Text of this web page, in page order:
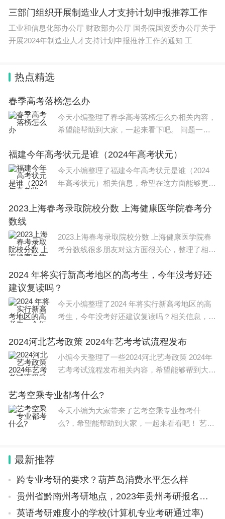
三部门组织开展制造业人才支持计划申报推荐工作
工业和信息化部办公厅 财政部办公厅 国务院国资委办公厅关于
开展2024年制造业人才支持计划申报推荐工作的通知 工
热点精选
春季高考落榜怎么办
今天小编整理了春季高考落榜怎么办相关内容，
希望能帮助到大家，一起来看下吧。 问题一：2
一些学校没有招满计划人数，会有补录，这个等
候时间非常让人心焦。
福建今年高考状元是谁（2024年高考状元）
今天小编整理了福建今年高考状元是谁（2024
年高考状元）相关信息，希望在这方面能够更好
021福建理科状元钱炜楠，高考总分712分，就
2023上海春考录取院校分数 上海健康医学院春考分
数线
2023上海春考录取院校分数 上海健康医学院春
考分数线很多朋友对这方面很关心，整理了相关
3春考分数线都在300分以上。 收分最高、最难
考的华东政法大学的
2024 年将实行新高考地区的高考生，今年没考好还
建议复读吗？
今天小编整理了2024 年将实行新高考地区的高
考生，今年没考好还建议复读吗？相关信息，希
区的高考生来说，现在的确是一个非常困难的时
期。在即将实施新高考
2024河北艺考政策 2024年艺考考试流程发布
小编今天整理了一些2024河北艺考政策 2024年
艺考考试流程发布相关内容，希望能够帮到大
河北省将基本建立以统一高考为基础、艺术类省
级统一考试为
艺考空乘专业都考什么?
今天小编为大家带来了艺考空乘专业都考什
么?，希望能帮助到大家，一起来看看吧！ 艺考
最新推荐
跨专业考研的要求？葫芦岛消费水平怎么样
贵州省黔南州考研地点，2023年贵州考研报名总人数
英语考研难度小的学校(计算机专业考研通过率)